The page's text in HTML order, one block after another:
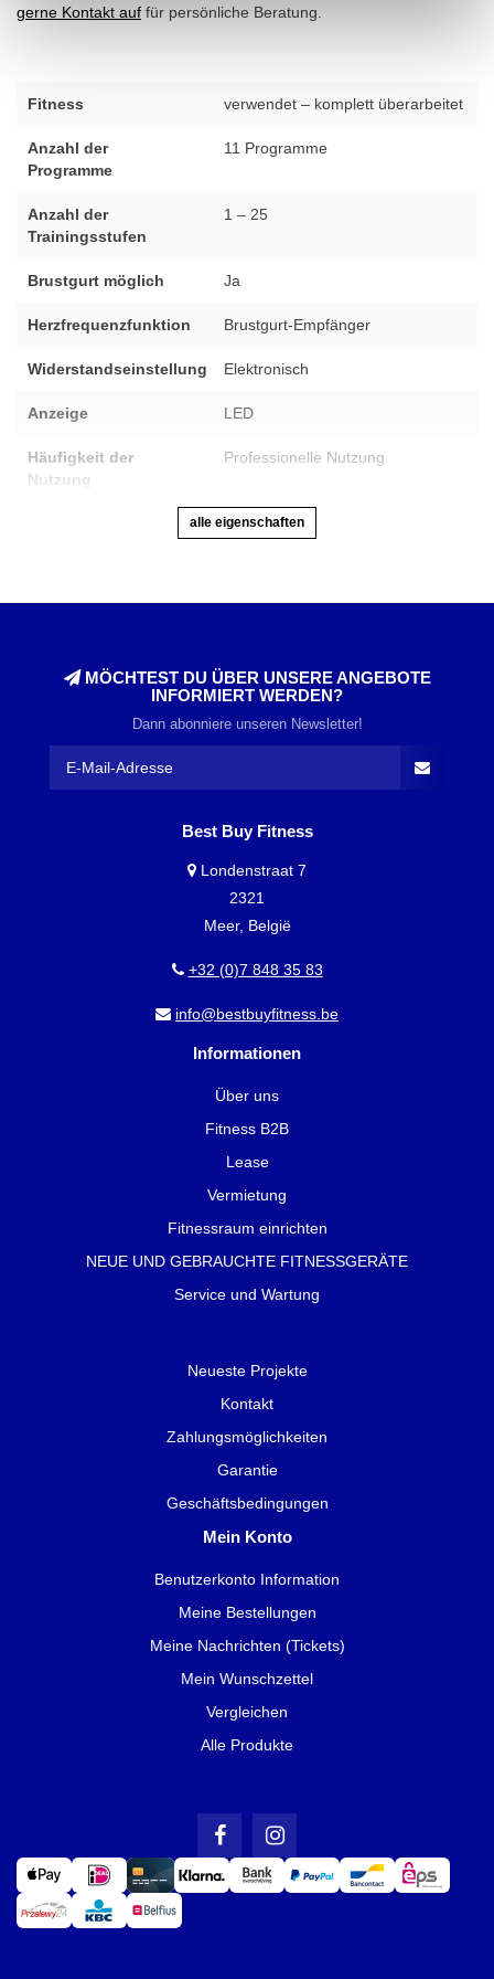
gerne Kontakt auf für persönliche Beratung.
Fitness verwendet – komplett überarbeitet
Anzahl der
Programme
11 Programme
Anzahl der
Trainingsstufen
1 – 25
Brustgurt möglich Ja
Herzfrequenzfunktion Brustgurt-Empfänger
Widerstandseinstellung Elektronisch
Anzeige LED
Häufigkeit der
Nutzung
Professionelle Nutzung
alle eigenschaften
MÖCHTEST DU ÜBER UNSERE ANGEBOTE
INFORMIERT WERDEN?
Dann abonniere unseren Newsletter!
Best Buy Fitness
Londenstraat 7
2321
Meer, België
+32 (0)7 848 35 83
info@bestbuyfitness.be
Informationen
Über uns
Fitness B2B
Lease
Vermietung
Fitnessraum einrichten
NEUE UND GEBRAUCHTE FITNESSGERÄTE
Service und Wartung
Neueste Projekte
Kontakt
Zahlungsmöglichkeiten
Garantie
Geschäftsbedingungen
Mein Konto
Benutzerkonto Information
Meine Bestellungen
Meine Nachrichten (Tickets)
Mein Wunschzettel
Vergleichen
Alle Produkte